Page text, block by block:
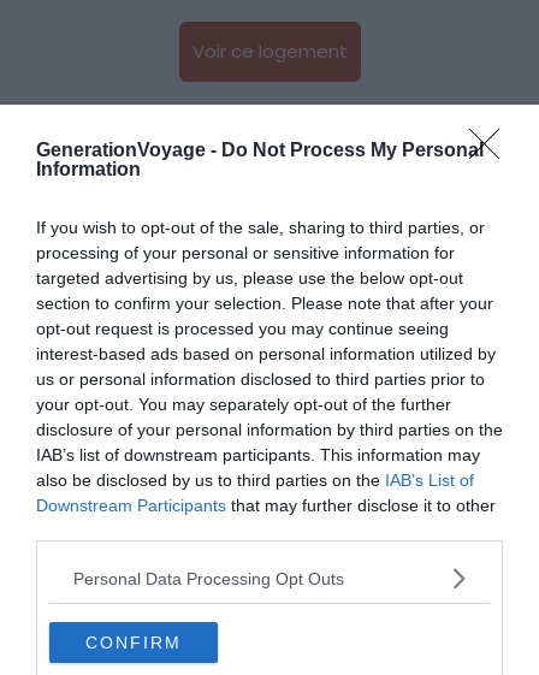
GenerationVoyage - Do Not Process My Personal
Information
If you wish to opt-out of the sale, sharing to third parties, or
processing of your personal or sensitive information for
targeted advertising by us, please use the below opt-out
section to confirm your selection. Please note that after your
opt-out request is processed you may continue seeing
interest-based ads based on personal information utilized by
us or personal information disclosed to third parties prior to
your opt-out. You may separately opt-out of the further
disclosure of your personal information by third parties on the
IAB’s list of downstream participants. This information may
also be disclosed by us to third parties on the IAB’s List of
Downstream Participants that may further disclose it to other
Personal Data Processing Opt Outs
CONFIRM
Voir ce logement
Budget: €€€
Le plus du logement
privilégié au cœur même de Jérusalem